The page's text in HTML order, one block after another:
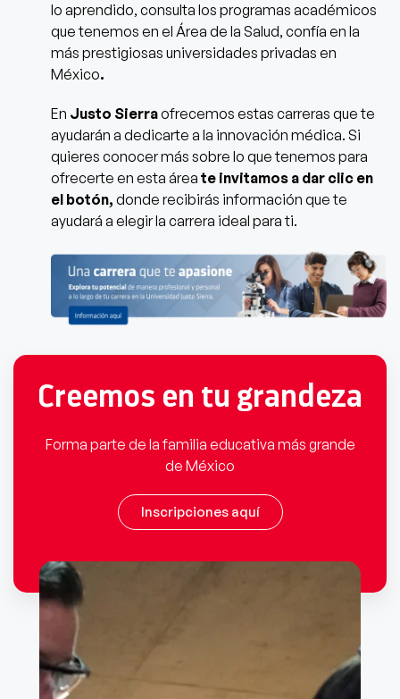
lo aprendido, consulta los programas académicos
que tenemos en el Área de la Salud, confía en la
más prestigiosas universidades privadas en
México.
En Justo Sierraofrecemos estas carreras que te
ayudarán a dedicarte a la innovación médica. Si
quieres conocer más sobre lo que tenemos para
ofrecerte en esta área te invitamos a dar clic en
el botón, donde recibirás información que te
ayudará a elegir la carrera ideal para ti.
Creemos en tu grandeza
Forma parte de la familia educativa más grande
de México
Inscripciones aquí